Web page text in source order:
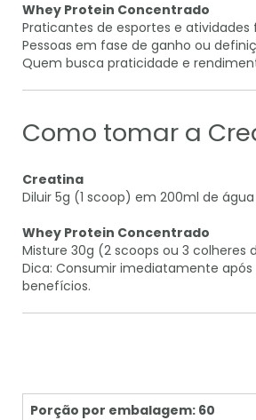
Whey Protein Concentrado
Praticantes de esportes e atividades
Pessoas em fase de ganho ou
Quem busca praticidade e
Como tomar a
Creatina
Diluir 5g (1 scoop) em 200ml de
Whey Protein Concentrado
Misture 30g (2 scoops ou 3
Dica: Consumir imediatamente
benefícios.
Porção por embalagem: 60